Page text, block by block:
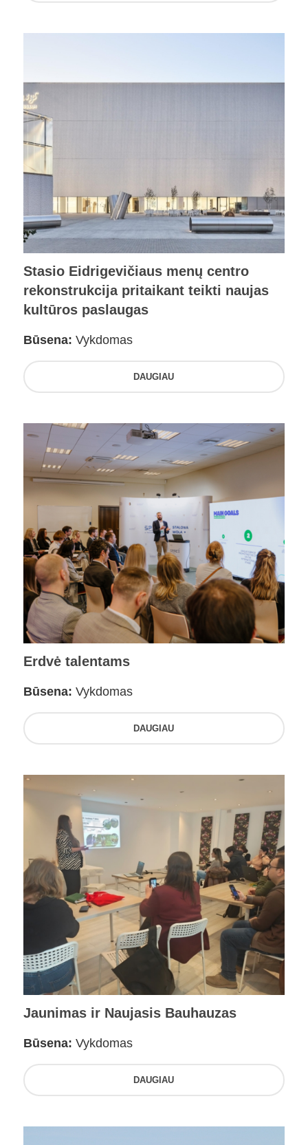
Stasio Eidrigevičiaus menų centro
rekonstrukcija pritaikant teikti naujas
kultūros paslaugas
Būsena: Vykdomas
DAUGIAU
Erdvė talentams
Būsena: Vykdomas
DAUGIAU
Jaunimas ir Naujasis Bauhauzas
Būsena: Vykdomas
DAUGIAU